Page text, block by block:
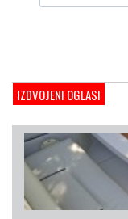
M/B San
2008, 27
Cijena:
IZDVOJENI OGLASI